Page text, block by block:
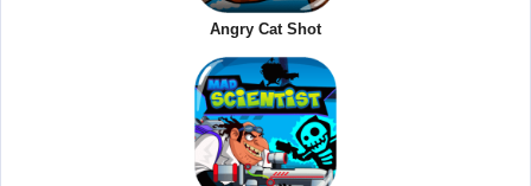
Angry Cat Shot